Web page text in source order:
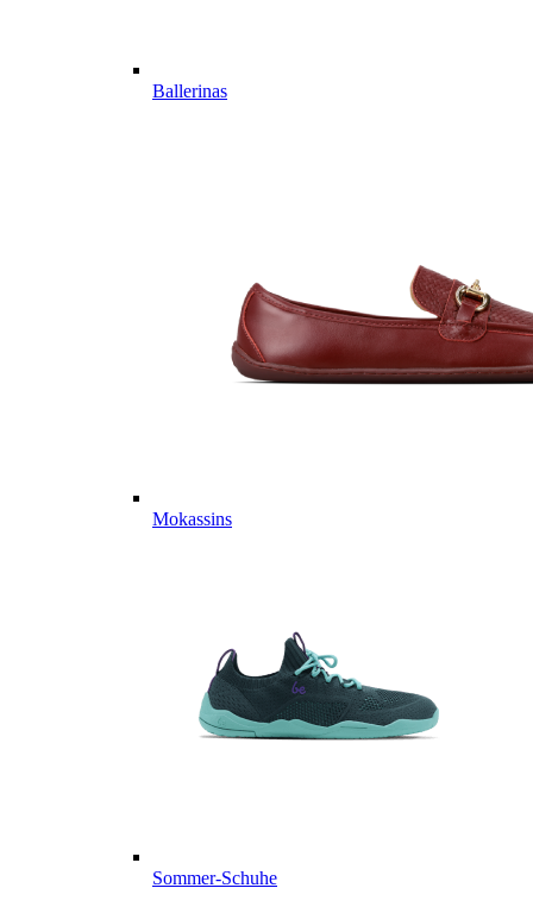
Ballerinas
Mokassins
Sommer-Schuhe